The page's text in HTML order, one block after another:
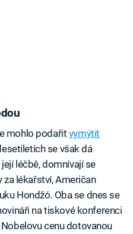
mohlo podařit vymýtit
se však dá
léčbě, domnívají se
lékařství, Američan
Hondžó. Oba se dnes se
na tiskové konferenci
cenu dotovanou